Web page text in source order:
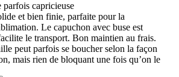
parfois capricieuse
et bien finie, parfaite pour la
Le capuchon avec buse est
le transport. Bon maintien au frais.
peut parfois se boucher selon la façon
mais rien de bloquant une fois qu’on le